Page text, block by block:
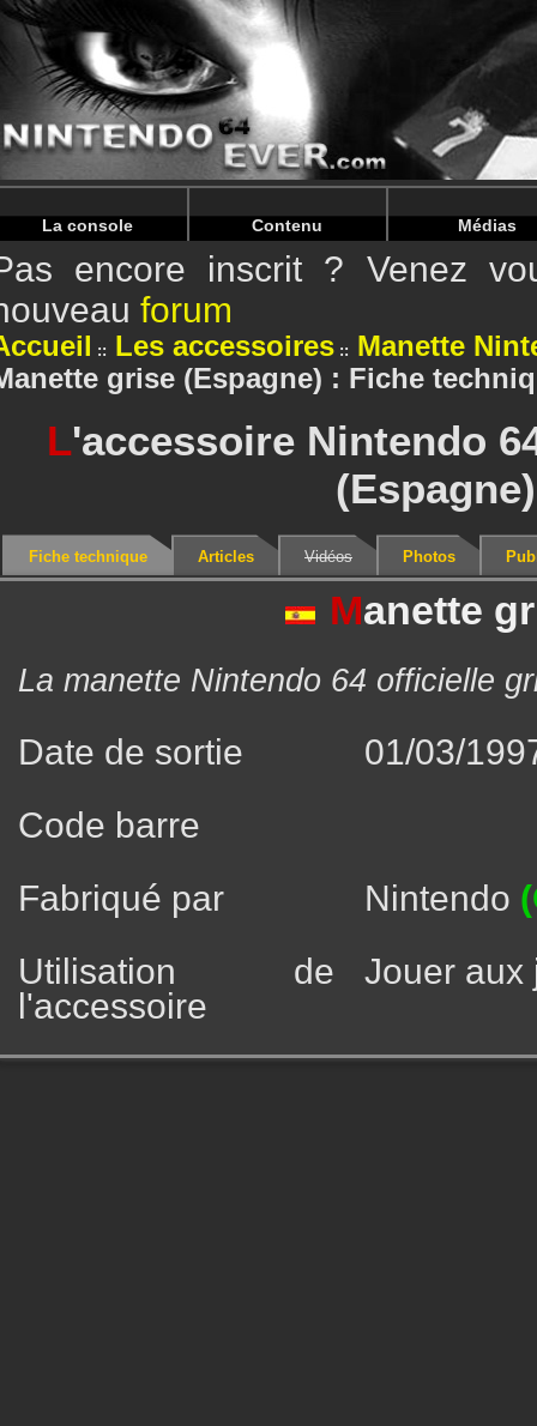
Warning: Undefined array key "HTTP_REFERER" in /
Warning: Undefined array key "HTTP_REFERER" in /
La console Contenu Médias
encore inscrit ? Venez
forum
Les accessoires
Manette
grise (Espagne) : Fiche
L'accessoire Nintendo
(Espagne)
Fiche technique Articles Vidéos Photos
Manette
La manette Nintendo 64 officielle
Date de sortie
01/03/
Code barre
Fabriqué par
Nintendo
Utilisation de
l'accessoire
Jouer aux